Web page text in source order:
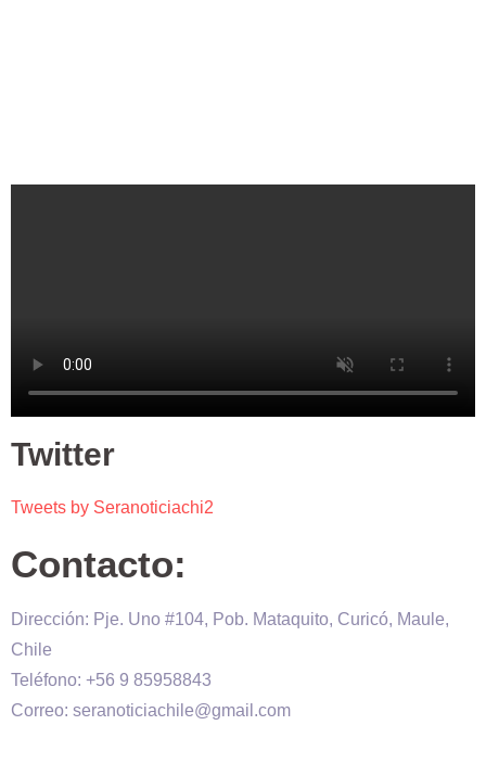
Twitter
Tweets by Seranoticiachi2
Contacto:
Dirección: Pje. Uno #104, Pob. Mataquito, Curicó, Maule,
Chile
Teléfono: +56 9 85958843
Correo: seranoticiachile@gmail.com